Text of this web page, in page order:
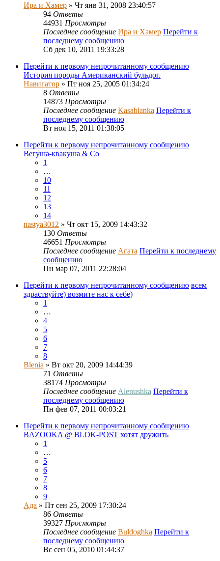
Ира и Хамер » Чт янв 31, 2008 23:40:57
94 Ответы
44931 Просмотры
Последнее сообщение Ира и Хамер Перейти к
последнему сообщению
Сб дек 10, 2011 19:33:28
Перейти к первому непрочитанному сообщению
История породы Американский бульдог.
Навигатор » Пт ноя 25, 2005 01:34:24
8 Ответы
14873 Просмотры
Последнее сообщение Kasablanka Перейти к
последнему сообщению
Вт ноя 15, 2011 01:38:05
Перейти к первому непрочитанному сообщению
Вегуша-квакуша & Co
1
…
10
11
12
13
14
nastya3012 » Чт окт 15, 2009 14:43:32
130 Ответы
46651 Просмотры
Последнее сообщение Агата Перейти к последнему
сообщению
Пн мар 07, 2011 22:28:04
Перейти к первому непрочитанному сообщению всем
здраствуйте) возмите нас к себе)
1
…
4
5
6
7
8
Blenia » Вт окт 20, 2009 14:44:39
71 Ответы
38174 Просмотры
Последнее сообщение Alenushka Перейти к
последнему сообщению
Пн фев 07, 2011 00:03:21
Перейти к первому непрочитанному сообщению
BAZOOKA @ BLOK-POST хотят дружить
1
…
5
6
7
8
9
Ада » Пт сен 25, 2009 17:30:24
86 Ответы
39327 Просмотры
Последнее сообщение Buldoghka Перейти к
последнему сообщению
Вс сен 05, 2010 01:44:37